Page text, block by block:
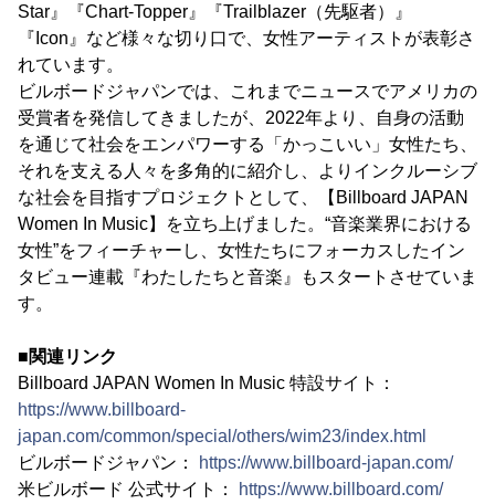
Star』『Chart-Topper』『Trailblazer（先駆者）』
『Icon』など様々な切り口で、女性アーティストが表彰さ
れています。
ビルボードジャパンでは、これまでニュースでアメリカの
受賞者を発信してきましたが、2022年より、自身の活動
を通じて社会をエンパワーする「かっこいい」女性たち、
それを支える人々を多角的に紹介し、よりインクルーシブ
な社会を目指すプロジェクトとして、【Billboard JAPAN
Women In Music】を立ち上げました。“音楽業界における
女性”をフィーチャーし、女性たちにフォーカスしたイン
タビュー連載『わたしたちと音楽』もスタートさせていま
す。
■関連リンク
Billboard JAPAN Women In Music 特設サイト：
https://www.billboard-
japan.com/common/special/others/wim23/index.html
ビルボードジャパン：
https://www.billboard-japan.com/
米ビルボード 公式サイト：
https://www.billboard.com/